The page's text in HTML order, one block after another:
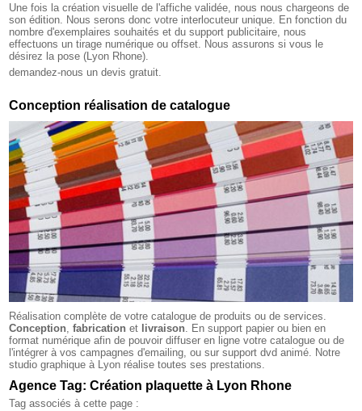
Une fois la création visuelle de l'affiche validée, nous nous chargeons de
son édition. Nous serons donc votre interlocuteur unique. En fonction du
nombre d'exemplaires souhaités et du support publicitaire, nous
effectuons un tirage numérique ou offset. Nous assurons si vous le
désirez la pose (Lyon Rhone).
demandez-nous un devis gratuit.
Conception réalisation de catalogue
Réalisation complète de votre catalogue de produits ou de services.
Conception ,fabrication et livraison . En support papier ou bien en
format numérique afin de pouvoir diffuser en ligne votre catalogue ou de
l'intégrer à vos campagnes d'emailing, ou sur support dvd animé. Notre
studio graphique à Lyon réalise toutes ses prestations.
Agence Tag: Création plaquette à Lyon Rhone
Tag associés à cette page :